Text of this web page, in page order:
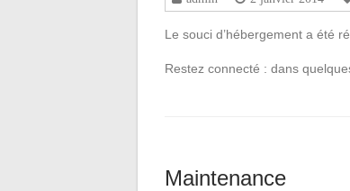
Le souci d’hébergement a été
Restez connecté : dans
Maintenance